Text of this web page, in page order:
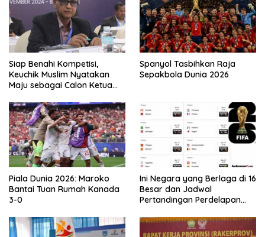
Siap Benahi Kompetisi,
Keuchik Muslim Nyatakan
Maju sebagai Calon Ketua
Spanyol Tasbihkan Raja
Sepakbola Dunia 2026
Piala Dunia 2026: Maroko
Bantai Tuan Rumah Kanada
3-0
Ini Negara yang Berlaga di 16
Besar dan Jadwal
Pertandingan Perdelapan